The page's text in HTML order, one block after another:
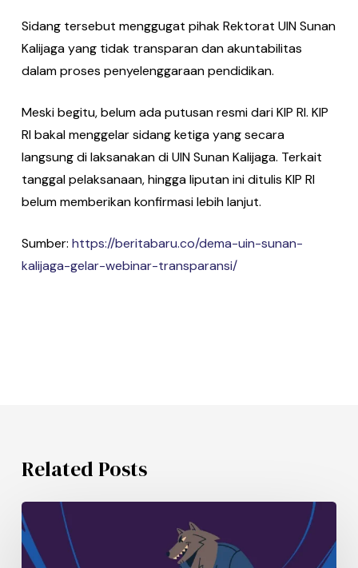
Sidang tersebut menggugat pihak Rektorat UIN Sunan
Kalijaga yang tidak transparan dan akuntabilitas
dalam proses penyelenggaraan pendidikan.
Meski begitu, belum ada putusan resmi dari KIP RI. KIP
RI bakal menggelar sidang ketiga yang secara
langsung di laksanakan di UIN Sunan Kalijaga. Terkait
tanggal pelaksanaan, hingga liputan ini ditulis KIP RI
belum memberikan konfirmasi lebih lanjut.
Sumber: https://beritabaru.co/dema-uin-sunan-
kalijaga-gelar-webinar-transparansi/
Related Posts